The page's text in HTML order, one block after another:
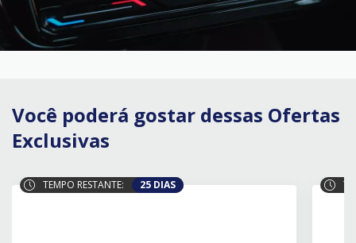
Você poderá gostar dessas Ofertas
Exclusivas
TEMPO RESTANTE: 25 DIAS